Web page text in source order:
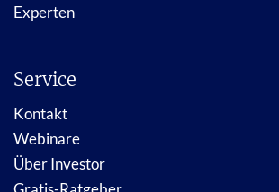
Experten
Service
Kontakt
Webinare
Über Investor